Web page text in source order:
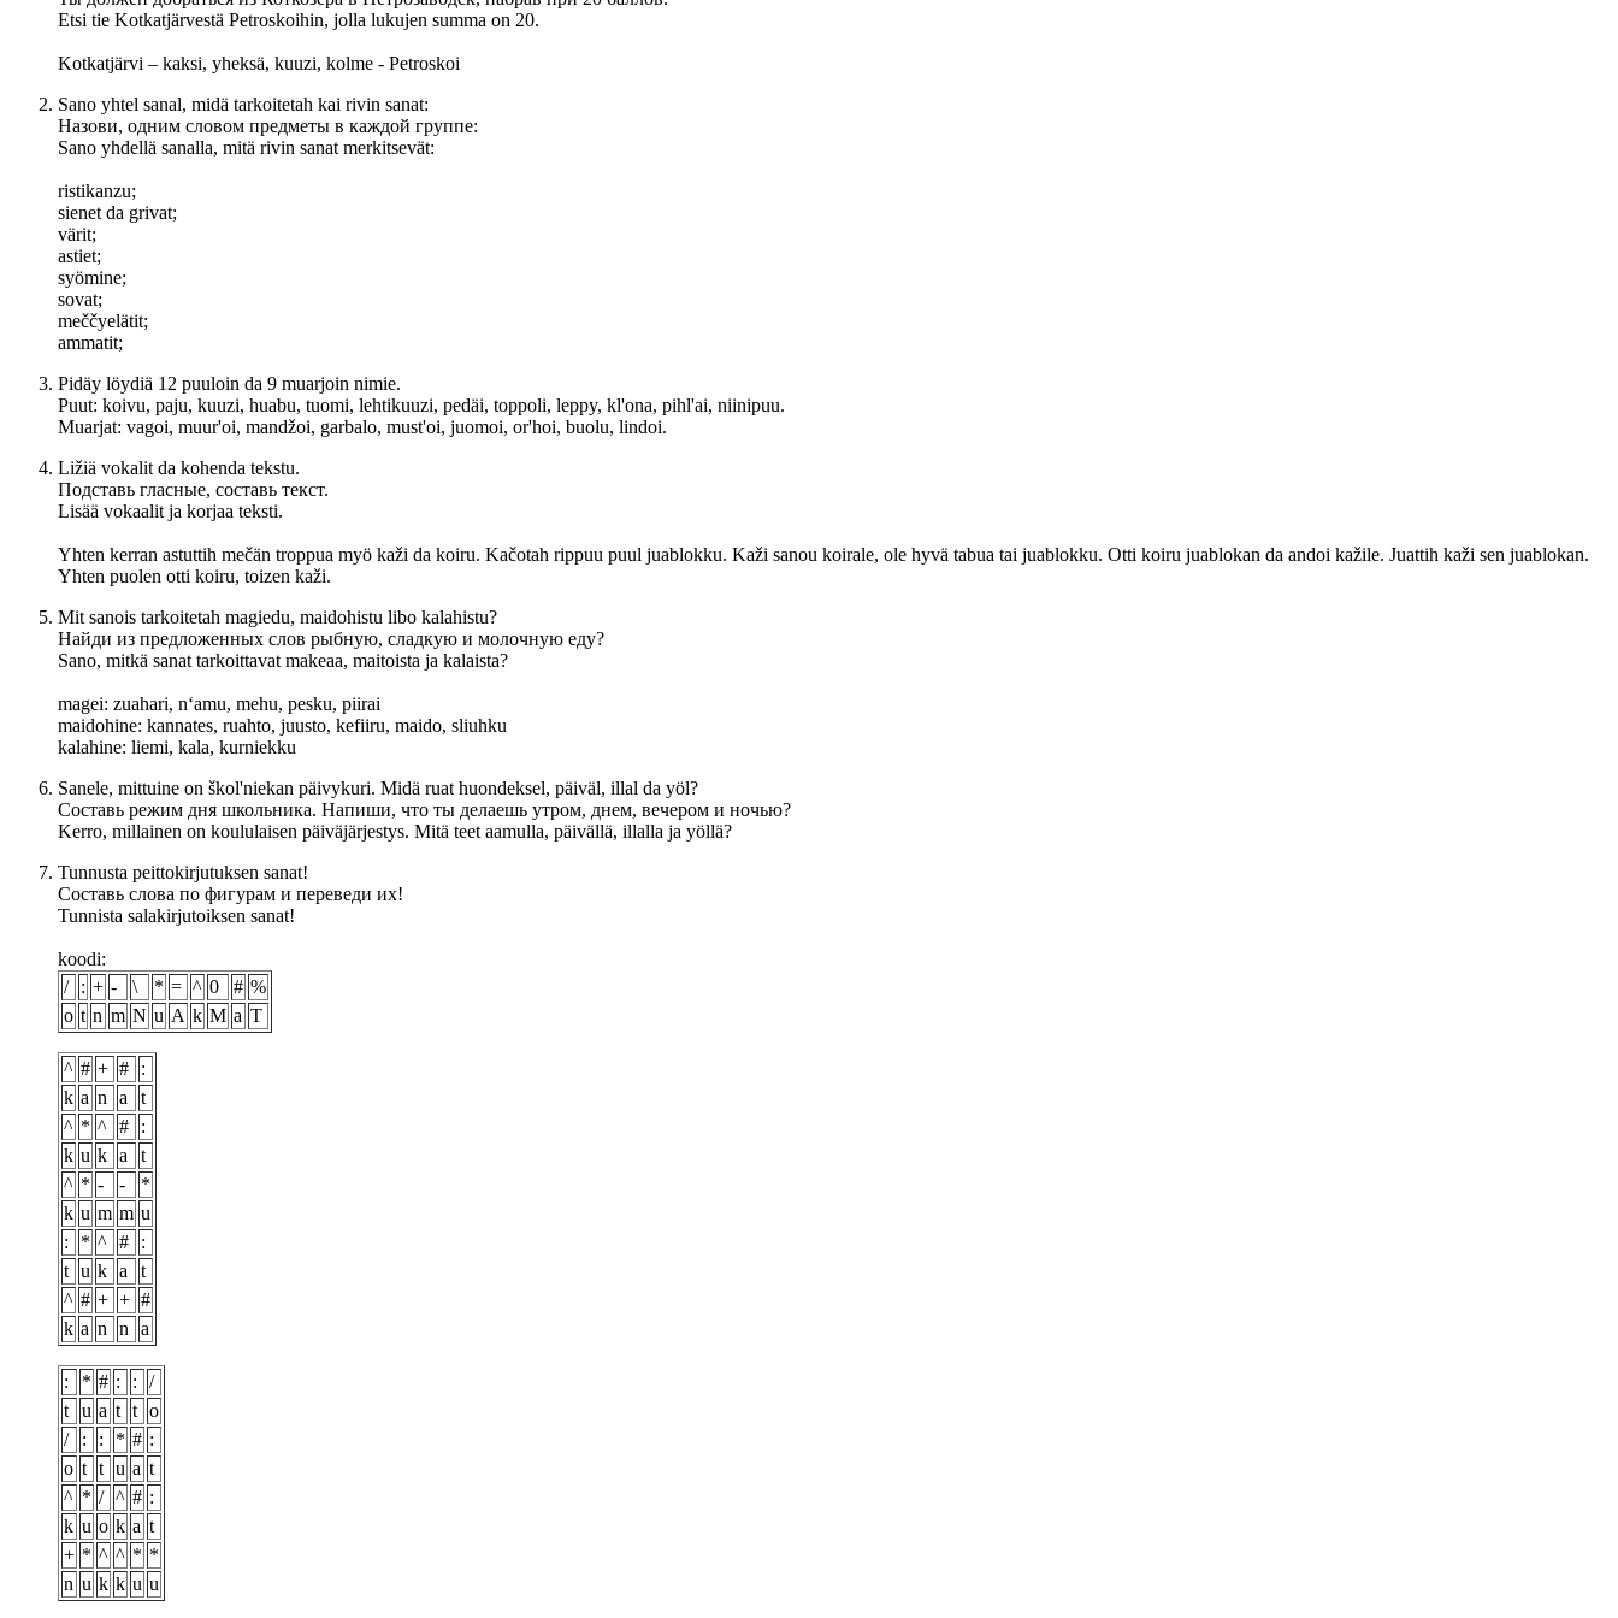
Etsi tie Kotkatjärvestä Petroskoihin, jolla lukujen summa on 20.
Kotkatjärvi – kaksi, yheksä, kuuzi, kolme - Petroskoi
Sano yhtel sanal, midä tarkoitetah kai rivin sanat:
Назови, одним словом предметы в каждой группе:
Sano yhdellä sanalla, mitä rivin sanat merkitsevät:
ristikanzu;
sienet da grivat;
värit;
astiet;
syömine;
sovat;
meččyelätit;
ammatit;
Pidäy löydiä 12 puuloin da 9 muarjoin nimie.
Puut: koivu, paju, kuuzi, huabu, tuomi, lehtikuuzi, pedäi, toppoli, leppy, kl'ona, pihl'ai, niinipuu.
Muarjat: vagoi, muur'oi, mandžoi, garbalo, must'oi, juomoi, or'hoi, buolu, lindoi.
Ližiä vokalit da kohenda tekstu.
Подставь гласные, составь текст.
Lisää vokaalit ja korjaa teksti.
Yhten kerran astuttih mečän troppua myö kaži da koiru. Kačotah rippuu puul juablokku. Kaži sanou koirale, ole hyvä tabua tai juablokku. Otti koiru juablokan da andoi kažile. Juattih kaži sen juablokan.
Yhten puolen otti koiru, toizen kaži.
Mit sanois tarkoitetah magiedu, maidohistu libo kalahistu?
Найди из предложенных слов рыбную, сладкую и молочную еду?
Sano, mitkä sanat tarkoittavat makeaa, maitoista ja kalaista?
magei: zuahari, n‘amu, mehu, pesku, piirai
maidohine: kannates, ruahto, juusto, kefiiru, maido, sliuhku
kalahine: liemi, kala, kurniekku
Sanele, mittuine on škol'niekan päivykuri. Midä ruat huondeksel, päiväl, illal da yöl?
Составь режим дня школьника. Напиши, что ты делаешь утром, днем, вечером и ночью?
Kerro, millainen on koululaisen päiväjärjestys. Mitä teet aamulla, päivällä, illalla ja yöllä?
Tunnusta peittokirjutuksen sanat!
Составь слова по фигурам и переведи их!
Tunnista salakirjutoiksen sanat!
koodi:
/
: + - \ * = ^ 0 # %
o t n m N u A k M a T
^ # + #
:
k a n a
t
^ * ^ #
:
k u k a
t
^ * - -
*
k u m m u
:
* ^ #
:
t u k a
t
^ # + + #
k a n n a
: * # : :
/
t
u a t t o
/
: : * # :
o t t u a t
^ * / ^ # :
k u o k a t
+ * ^ ^ * *
n u k k u u